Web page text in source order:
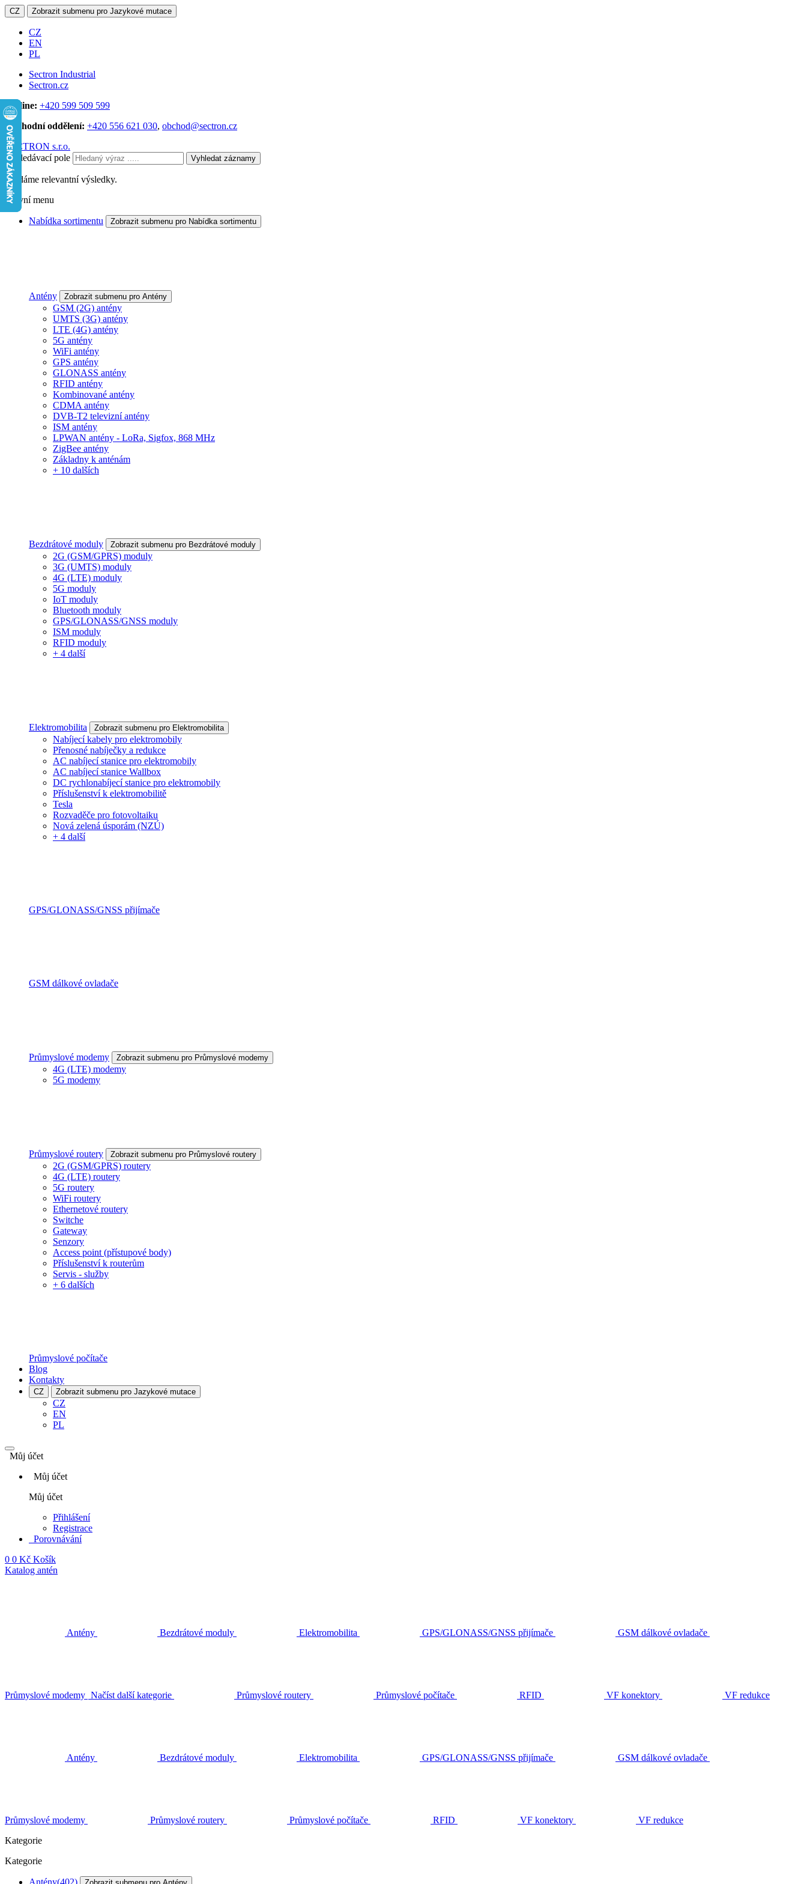
CZ Zobrazit submenu pro Jazykové mutace
CZ
EN
PL
Sectron Industrial
Sectron.cz
Hotline: +420 599 509 599
Obchodní oddělení: +420 556 621 030, obchod@sectron.cz
SECTRON s.r.o.
Vyhledávací pole
Vyhledat záznamy
Hledáme relevantní výsledky.
Hlavní menu
Nabídka sortimentu Zobrazit submenu pro Nabídka sortimentu
Antény Zobrazit submenu pro Antény
GSM (2G) antény
UMTS (3G) antény
LTE (4G) antény
5G antény
WiFi antény
GPS antény
GLONASS antény
RFID antény
Kombinované antény
CDMA antény
DVB-T2 televizní antény
ISM antény
LPWAN antény - LoRa, Sigfox, 868 MHz
ZigBee antény
Základny k anténám
+ 10 dalších
Bezdrátové moduly Zobrazit submenu pro Bezdrátové moduly
2G (GSM/GPRS) moduly
3G (UMTS) moduly
4G (LTE) moduly
5G moduly
IoT moduly
Bluetooth moduly
GPS/GLONASS/GNSS moduly
ISM moduly
RFID moduly
+ 4 další
Elektromobilita Zobrazit submenu pro Elektromobilita
Nabíjecí kabely pro elektromobily
Přenosné nabíječky a redukce
AC nabíjecí stanice pro elektromobily
AC nabíjecí stanice Wallbox
DC rychlonabíjecí stanice pro elektromobily
Příslušenství k elektromobilitě
Tesla
Rozvaděče pro fotovoltaiku
Nová zelená úsporám (NZÚ)
+ 4 další
GPS/GLONASS/GNSS přijímače
GSM dálkové ovladače
Průmyslové modemy Zobrazit submenu pro Průmyslové modemy
4G (LTE) modemy
5G modemy
Průmyslové routery Zobrazit submenu pro Průmyslové routery
2G (GSM/GPRS) routery
4G (LTE) routery
5G routery
WiFi routery
Ethernetové routery
Switche
Gateway
Senzory
Access point (přístupové body)
Příslušenství k routerům
Servis - služby
+ 6 dalších
Průmyslové počítače
Blog
Kontakty
CZ Zobrazit submenu pro Jazykové mutace
CZ
EN
PL
Můj účet
Můj účet
Můj účet
Přihlášení
Registrace
Porovnávání
0 0 Kč Košík
Katalog antén
Antény Bezdrátové moduly Elektromobilita GPS/GLONASS/GNSS přijímače GSM dálkové ovladače
Průmyslové modemy Načíst další kategorie Průmyslové routery Průmyslové počítače RFID VF konektory VF redukce
Antény Bezdrátové moduly Elektromobilita GPS/GLONASS/GNSS přijímače GSM dálkové ovladače
Průmyslové modemy Průmyslové routery Průmyslové počítače RFID VF konektory
VF redukce
Kategorie
Kategorie
Antény(402)